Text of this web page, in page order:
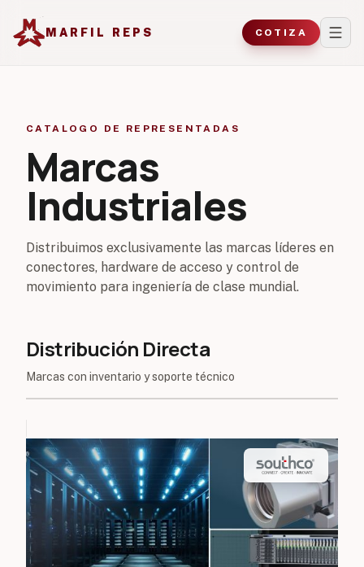
MARFIL REPS COTIZA
CATALOGO DE REPRESENTADAS
Marcas
Industriales
Distribuimos exclusivamente las marcas líderes en
conectores, hardware de acceso y control de
movimiento para ingeniería de clase mundial.
Distribución Directa
Marcas con inventario y soporte técnico